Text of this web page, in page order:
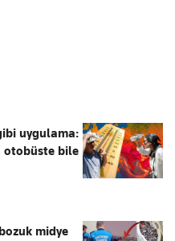
uygulama:
otobüste bile
midye